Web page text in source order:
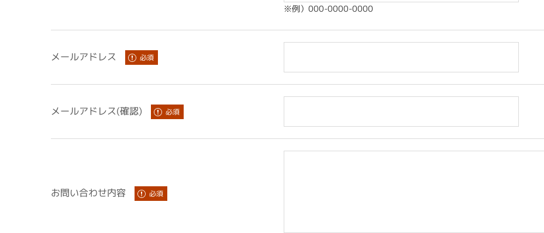
※例）000-0000-0000
メールアドレス
メールアドレス(確認)
お問い合わせ内容